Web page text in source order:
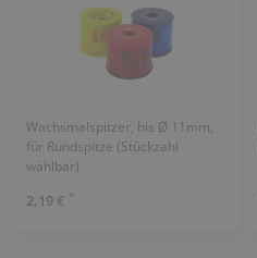
Wachsmalspitzer, bis Ø 11mm,
für Rundspitze (Stückzahl
wählbar)
2,19 € *